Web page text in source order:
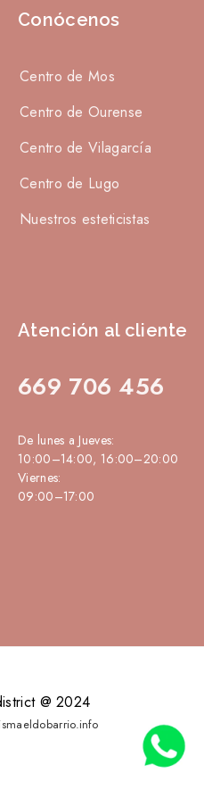
Conócenos
Centro de Mos
Centro de Ourense
Centro de Vilagarcía
Centro de Lugo
Nuestros esteticistas
Atención al cliente
669 706 456
De lunes a Jueves:
10:00–14:00, 16:00–20:00
Viernes:
09:00–17:00
@ 2024
ismaeldobarrio.info